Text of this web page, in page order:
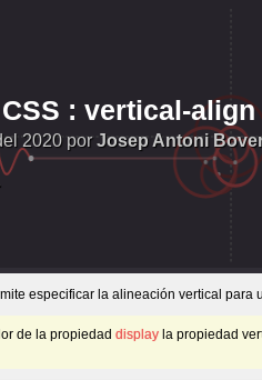
: vertical-align
2020 porJosep Antoni
especificar la alineación vertical para
de la propiedad display la propiedad